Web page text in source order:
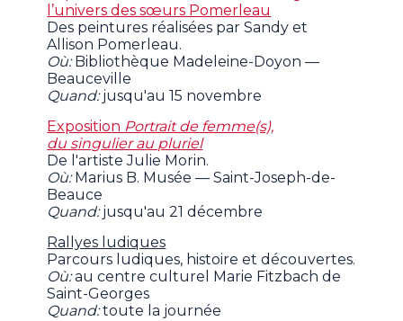
l’univers des sœurs Pomerleau
Des peintures réalisées par Sandy et
Allison Pomerleau.
Où:Bibliothèque Madeleine-Doyon —
Beauceville
Quand:jusqu'au 15 novembre
Exposition Portrait de femme(s),
du singulier au pluriel
De l'artiste Julie Morin.
Où:Marius B. Musée — Saint-Joseph-de-
Beauce
Quand:jusqu'au 21 décembre
Rallyes ludiques
Parcours ludiques, histoire et découvertes.
Où:au centre culturel Marie Fitzbach de
Saint-Georges
Quand:toute la journée